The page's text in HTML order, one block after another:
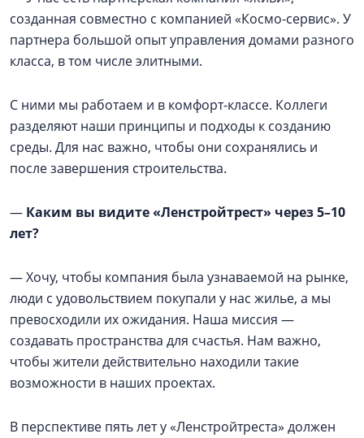
созданная совместно с компанией «Космо-сервис». У
партнера большой опыт управления домами разного
класса, в том числе элитными.
С ними мы работаем и в комфорт-классе. Коллеги
разделяют наши принципы и подходы к созданию
среды. Для нас важно, чтобы они сохранялись и
после завершения строительства.
— Каким вы видите «Ленстройтрест» через 5–10
лет?
— Хочу, чтобы компания была узнаваемой на рынке,
люди с удовольствием покупали у нас жилье, а мы
превосходили их ожидания. Наша миссия —
создавать пространства для счастья. Нам важно,
чтобы жители действительно находили такие
возможности в наших проектах.
В перспективе пять лет у «Ленстройтреста» должен